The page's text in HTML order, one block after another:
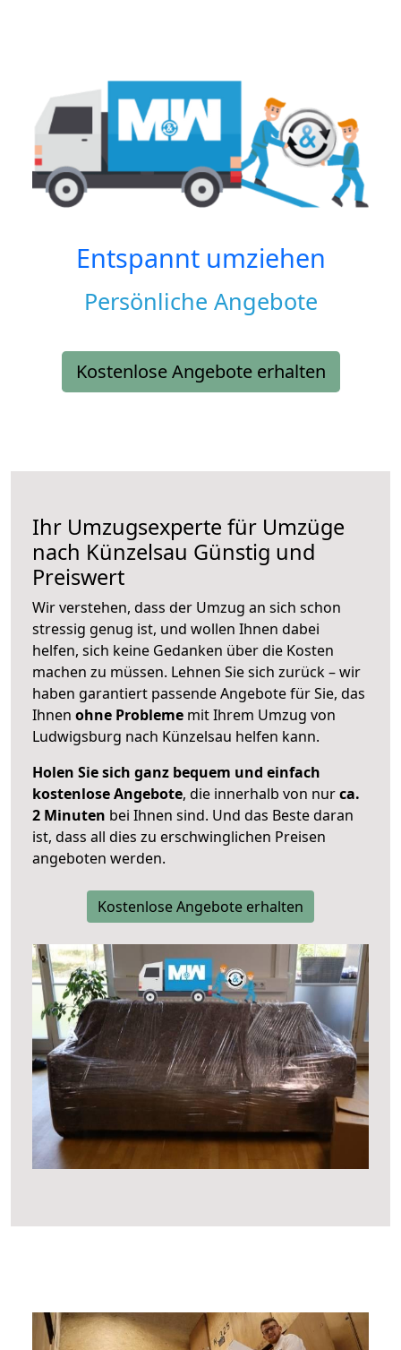
Entspannt umziehen
Persönliche Angebote
Kostenlose Angebote erhalten
Ihr Umzugsexperte für Umzüge
nach Künzelsau Günstig und
Preiswert
Wir verstehen, dass der Umzug an sich schon
stressig genug ist, und wollen Ihnen dabei
helfen, sich keine Gedanken über die Kosten
machen zu müssen. Lehnen Sie sich zurück – wir
haben garantiert passende Angebote für Sie, das
Ihnen ohne Probleme mit Ihrem Umzug von
Ludwigsburg nach Künzelsau helfen kann.
Holen Sie sich ganz bequem und einfach
kostenlose Angebote, die innerhalb von nurca.
2 Minuten bei Ihnen sind. Und das Beste daran
ist, dass all dies zu erschwinglichen Preisen
angeboten werden.
Kostenlose Angebote erhalten